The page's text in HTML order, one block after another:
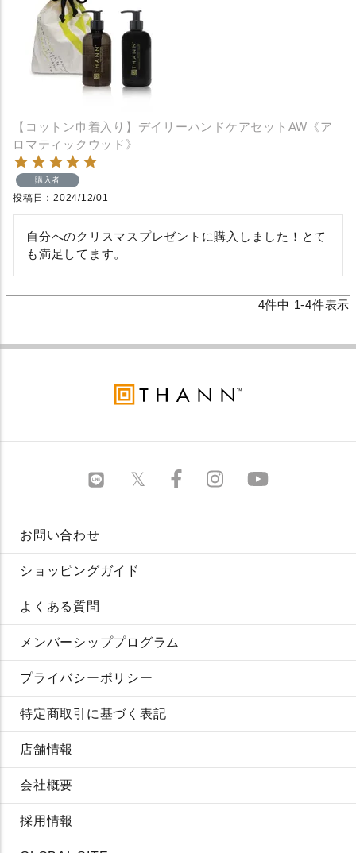
【コットン巾着入り】デイリーハンドケアセットAW《ア
ロマティックウッド》
購入者
投稿日 2024/12/01
自分へのクリスマスプレゼントに購入しました！とて
も満足してます。
4件中 1-4件表示
お問い合わせ
ショッピングガイド
よくある質問
メンバーシッププログラム
プライバシーポリシー
特定商取引に基づく表記
店舗情報
会社概要
採用情報